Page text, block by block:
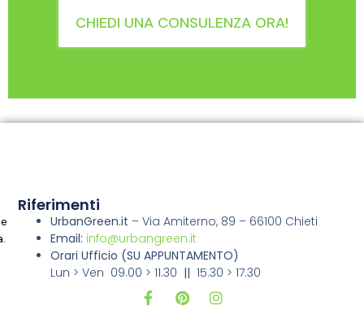
CHIEDI UNA CONSULENZA ORA!
Riferimenti
UrbanGreen.it –Via Amiterno, 89 – 66100 Chieti
Email: info@urbangreen.it
Orari Ufficio (SU APPUNTAMENTO)
Lun > Ven 09.00 > 11.30 || 15.30 > 17.30